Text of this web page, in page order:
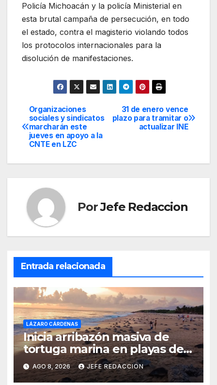
Policía Michoacán y la policía Ministerial en
esta brutal campaña de persecución, en todo
el estado, contra el magisterio violando todos
los protocolos internacionales para la
disolución de manifestaciones.
Navegación
de
31 de enero vence
plazo para tramitar o
actualizar INE
Organizaciones
sociales y sindicatos
marcharán este
jueves en apoyo a la
CNTE en LZC
PorJefe Redaccion
Entrada relacionada
LÁZARO CÁRDENAS
Inicia arribazón masiva de
tortuga marina en playas de
Michoacán
AGO 8, 2026 JEFE REDACCION